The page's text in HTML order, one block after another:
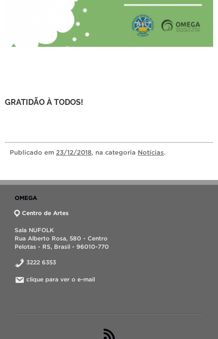
GRATIDÃO À TODOS!
Publicado em 23/12/2018, na categoria Notícias.
OMEGA
Centro de Artes
Sala NUFOLK
Rua Alberto Rosa, 580 - Centro
Pelotas - RS, Brasil - 96010-770
3222 6353
clique para ver o e-mail